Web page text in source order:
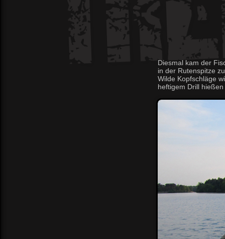
Diesmal kam der
in der Rutenspitze
Wilde Kopfschläge
heftigem Drill